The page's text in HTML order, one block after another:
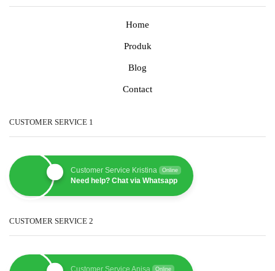
Home
Produk
Blog
Contact
CUSTOMER SERVICE 1
Customer Service Kristina Online
Need help? Chat via Whatsapp
CUSTOMER SERVICE 2
Online